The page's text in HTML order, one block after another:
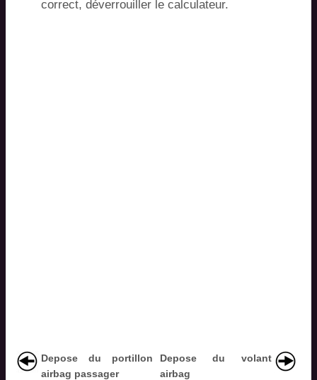
correct, déverrouiller le calculateur.
Depose du portillon
airbag passager
Depose du volant
airbag